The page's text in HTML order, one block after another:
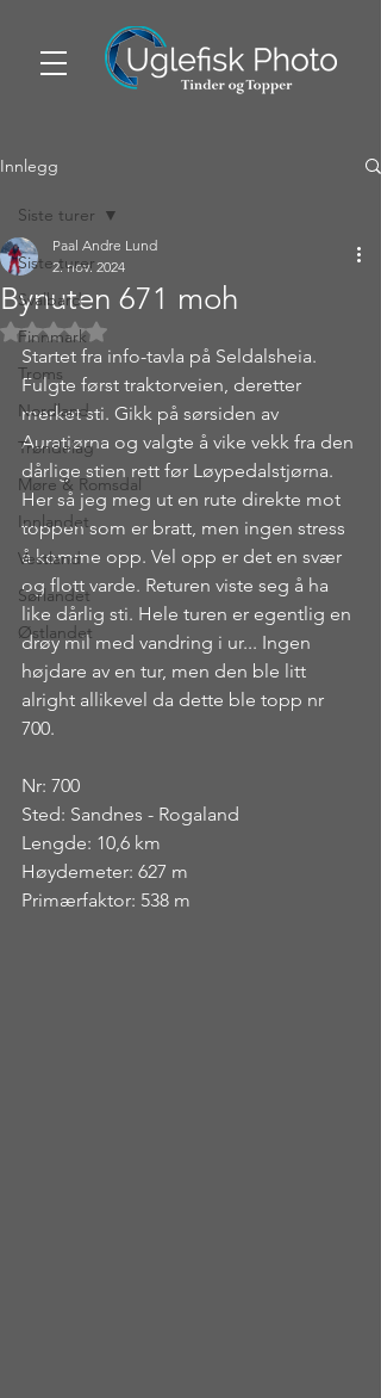
Innlegg
Siste turer
Svalbard
Finnmark
Troms
Nordland
Trøndelag
Møre & Romsdal
Innlandet
Vestland
Sørlandet
Østlandet
Siste turer
Bynuten 671 moh
Paal Andre Lund
2. nov. 2024
Gitt NaN av 5 stjerner.
Startet fra info-tavla på Seldalsheia.
Fulgte først traktorveien, deretter
merket sti. Gikk på sørsiden av
Auratjørna og valgte å vike vekk fra den
dårlige stien rett før Løypedalstjørna.
Her så jeg meg ut en rute direkte mot
toppen som er bratt, men ingen stress
å komme opp. Vel opp er det en svær
og flott varde. Returen viste seg å ha
like dårlig sti. Hele turen er egentlig en
drøy mil med vandring i ur... Ingen
højdare av en tur, men den ble litt
alright allikevel da dette ble topp nr
700.
Nr: 700
Sted: Sandnes - Rogaland
Lengde: 10,6 km
Høydemeter: 627 m
Primærfaktor: 538 m